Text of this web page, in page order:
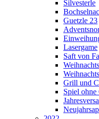
Silvesterle
Guetzle 23
Lasergame
Saft von
Grill und
Spiel ohne